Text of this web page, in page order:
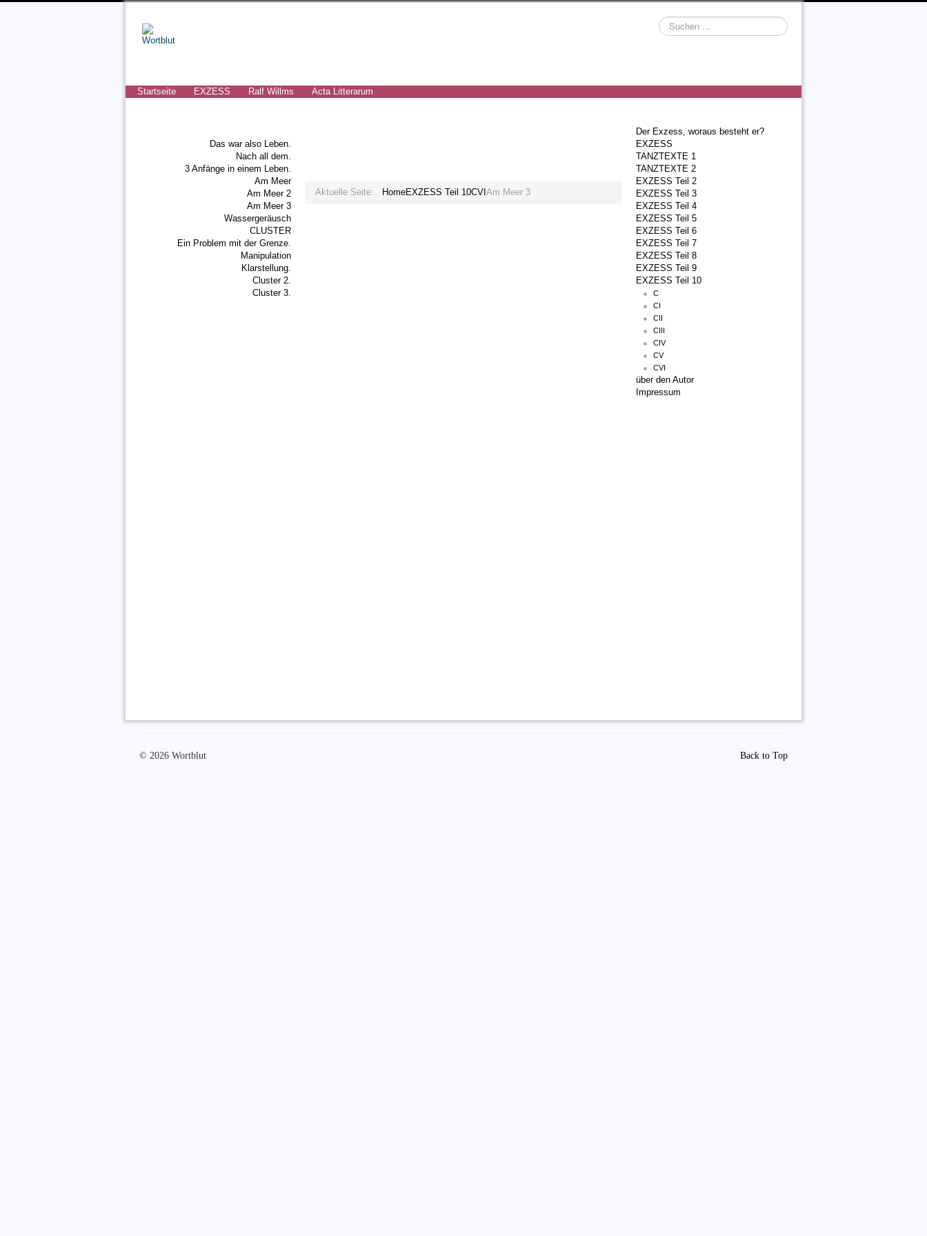
Suchen
...
Startseite EXZESS Ralf Willms Acta Litterarum
Das war also Leben.
Nach all dem.
3 Anfänge in einem Leben.
Am Meer
Am Meer 2
Am Meer 3
Wassergeräusch
CLUSTER
Ein Problem mit der Grenze.
Manipulation
Klarstellung.
Cluster 2.
Cluster 3.
Aktuelle Seite: HomeEXZESS Teil 10CVI Am Meer 3
Der Exzess, woraus besteht er?
EXZESS
TANZTEXTE 1
TANZTEXTE 2
EXZESS Teil 2
EXZESS Teil 3
EXZESS Teil 4
EXZESS Teil 5
EXZESS Teil 6
EXZESS Teil 7
EXZESS Teil 8
EXZESS Teil 9
EXZESS Teil 10
C
CI
CII
CIII
CIV
CV
CVI
über den Autor
Impressum
Back to Top
© 2026 Wortblut